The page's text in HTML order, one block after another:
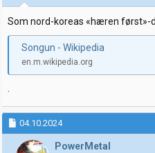
Som nord-koreas «hæren først»-
Songun - Wikipedia
en.m.wikipedia.org
.
04.10.2024
PowerMetal